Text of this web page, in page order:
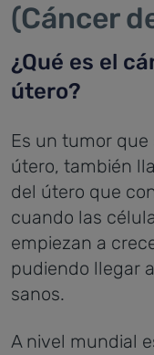
(Cáncer
¿Qué es el
útero?
Es un tumor
útero, también
del útero que
cuando las
empiezan a
pudiendo llegar
sanos.
A nivel mundial